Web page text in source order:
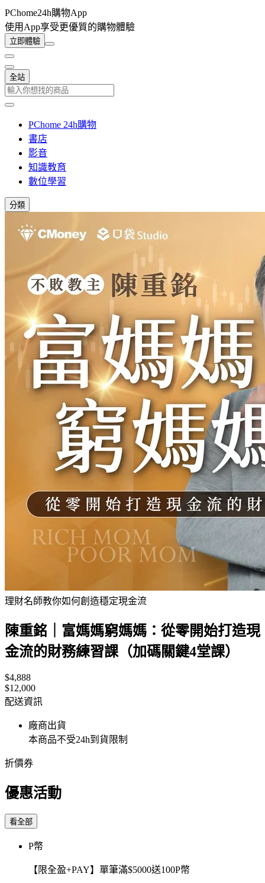
PChome24h購物App
使用App享受更優質的購物體驗
立即體驗
全站
PChome 24h購物
書店
影音
知識教育
數位學習
分類
理財名師教你如何創造穩定現金流
陳重銘｜富媽媽窮媽媽：從零開始打造現
金流的財務練習課（加碼關鍵4堂課）
$4,888
$12,000
配送資訊
廠商出貨
本商品不受24h到貨限制
折價券
優惠活動
看全部
P幣
【限全盈+PAY】單筆滿$5000送100P幣